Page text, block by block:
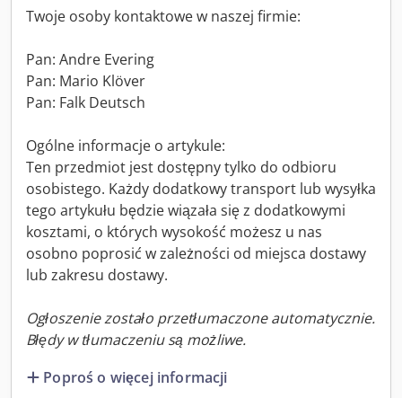
Twoje osoby kontaktowe w naszej firmie:
Pan: Andre Evering
Pan: Mario Klöver
Pan: Falk Deutsch
Ogólne informacje o artykule:
Ten przedmiot jest dostępny tylko do odbioru
osobistego. Każdy dodatkowy transport lub wysyłka
tego artykułu będzie wiązała się z dodatkowymi
kosztami, o których wysokość możesz u nas
osobno poprosić w zależności od miejsca dostawy
lub zakresu dostawy.
Ogłoszenie zostało przetłumaczone automatycznie.
Błędy w tłumaczeniu są możliwe.
Poproś o więcej informacji